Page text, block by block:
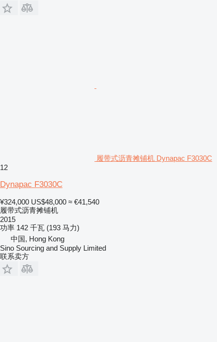
履带式沥青摊铺机 Dynapac F3030C
12
Dynapac F3030C
¥324,000 US$48,000 ≈ €41,540
履带式沥青摊铺机
2015
功率 142 千瓦 (193 马力)
中国, Hong Kong
Sino Sourcing and Supply Limited
联系卖方